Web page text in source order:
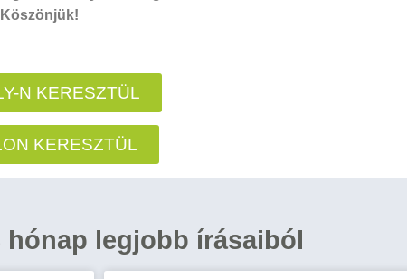
N KERESZTÜL
KERESZTÜL
hónap legjobb írásaiból